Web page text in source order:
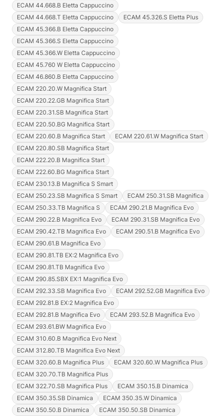
ECAM 44.668.B Eletta Cappuccino
ECAM 44.668.T Eletta Cappuccino
ECAM 45.326.S Eletta Plus
ECAM 45.366.B Eletta Cappuccino
ECAM 45.366.S Eletta Cappuccino
ECAM 45.366.W Eletta Cappuccino
ECAM 45.760 W Eletta Cappuccino
ECAM 46.860.B Eletta Cappuccino
ECAM 220.20.W Magnifica Start
ECAM 220.22.GB Magnifica Start
ECAM 220.31.SB Magnifica Start
ECAM 220.50.BG Magnifica Start
ECAM 220.60.B Magnifica Start
ECAM 220.61.W Magnifica Start
ECAM 220.80.SB Magnifica Start
ECAM 222.20.B Magnifica Start
ECAM 222.60.BG Magnifica Start
ECAM 230.13.B Magnifica S Smart
ECAM 250.23.SB Magnifica S Smart
ECAM 250.31.SB Magnifica
ECAM 250.33.TB Magnifica S
ECAM 290.21.B Magnifica Evo
ECAM 290.22.B Magnifica Evo
ECAM 290.31.SB Magnifica Evo
ECAM 290.42.TB Magnifica Evo
ECAM 290.51.B Magnifica Evo
ECAM 290.61.B Magnifica Evo
ECAM 290.81.TB EX:2 Magnifica Evo
ECAM 290.81.TB Magnifica Evo
ECAM 290.85.SBX EX:1 Magnifica Evo
ECAM 292.33.SB Magnifica Evo
ECAM 292.52.GB Magnifica Evo
ECAM 292.81.B EX:2 Magnifica Evo
ECAM 292.81.B Magnifica Evo
ECAM 293.52.B Magnifica Evo
ECAM 293.61.BW Magnifica Evo
ECAM 310.60.B Magnifica Evo Next
ECAM 312.80.TB Magnifica Evo Next
ECAM 320.60.B Magnifica Plus
ECAM 320.60.W Magnifica Plus
ECAM 320.70.TB Magnifica Plus
ECAM 322.70.SB Magnifica Plus
ECAM 350.15.B Dinamica
ECAM 350.35.SB Dinamica
ECAM 350.35.W Dinamica
ECAM 350.50.B Dinamica
ECAM 350.50.SB Dinamica